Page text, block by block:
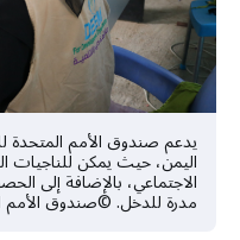
اليمن، حيث يمكن للناجيات
الاجتماعي، بالإضافة إلى
مدرة للدخل. ©صندوق الأمم